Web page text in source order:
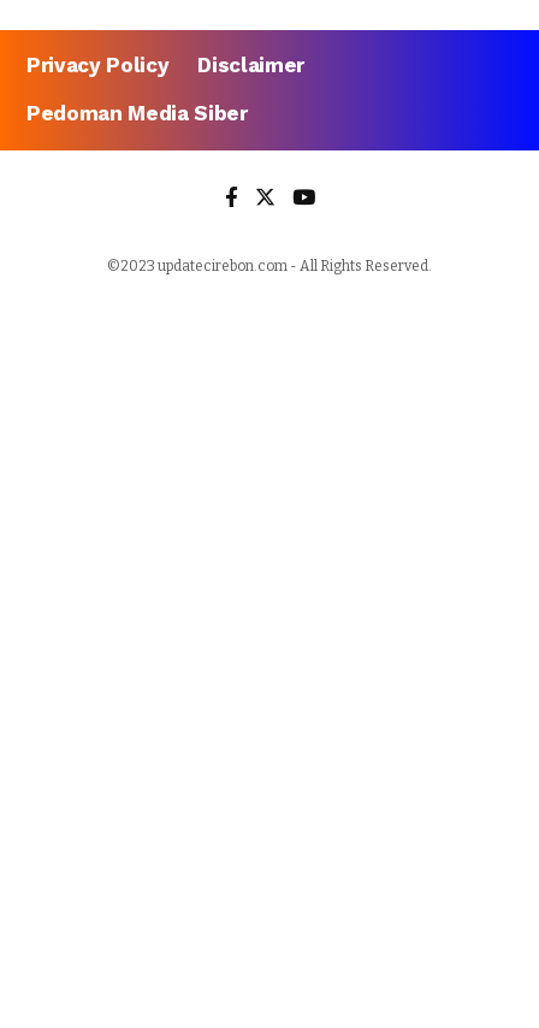
Privacy Policy
Disclaimer
Pedoman Media Siber
©2023 updatecirebon.com - All Rights Reserved.